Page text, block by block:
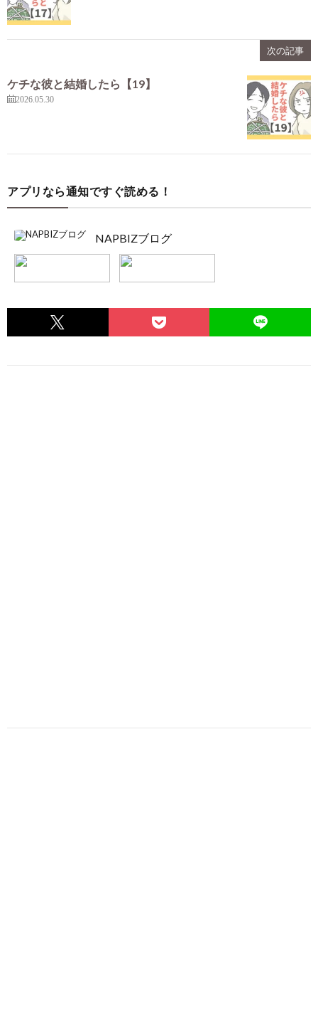
次の記事
ケチな彼と結婚したら【19】
2026.05.30
アプリなら通知ですぐ読める！
NAPBIZブログ